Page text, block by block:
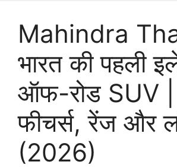
Mahindra
भारत की पहली
ऑफ-रोड SUV |
फीचर्स, रेंज और
(2026)